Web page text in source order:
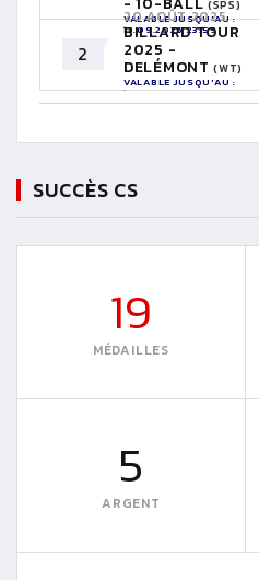
(SPS)
VALABLE JUSQU'AU :
13.09.2026 23:59
2
20 AOÛT 2025
BILLARD TOUR
2025 -
DELÉMONT(WT)
VALABLE JUSQU'AU :
19.08.2026 23:59
SUCCÈS CS
19
MÉDAILLES
5
ARGENT